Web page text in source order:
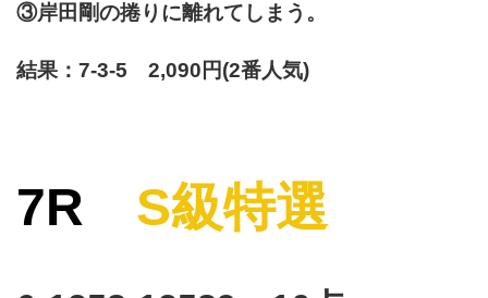
③岸田剛の捲りに離れてしまう。
結果：7-3-5 2,090円(2番人気)
7R S級特選